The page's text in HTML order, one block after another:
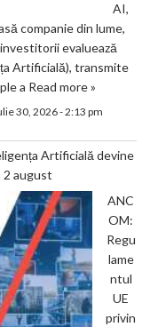
AI,
companie din lume,
evaluează
Artificială), transmite
a Read more »
30, 2026 - 2:13 pm
Artificială devine
2 august
ANC
OM:
Regu
lame
ntul
UE
privin